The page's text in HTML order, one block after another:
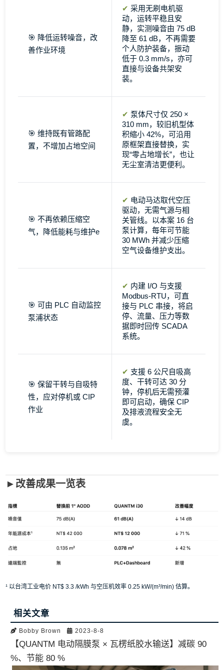
🎯 降低运转噪音，改
善作业环境
✔ 采用无刷电机驱
动，运转平稳且安
静，实测噪音由 75 dB
降至 61 dB，不再需要
个人防护装备，振动
低于 0.3 mm/s，亦可
直接与设备共架安
装。
🎯 维持既有管路配
置，不增加占地空间
✔ 泵体尺寸仅 250 ×
310 mm，较旧机型体
积缩小 42%，可沿用
原框架直接替换，实
现“零占地增长”，也让
无尘室清洁更便利。
🎯 不再依赖压缩空
气，降低能耗与维护e
✔ 电动马达取代空压
驱动，无需气源与相
关管线。以本案 16 台
泵计算，每年可节能
30 MWh 并减少压缩
空气设备维护支出。
🎯 可由 PLC 自动监控
泵浦状态
✔ 内建 I/O 与支援
Modbus-RTU，可直
接与 PLC 串接，将启
停、流量、压力等数
据即时回传 SCADA
系统。
🎯 保留干转与自吸特
性，应对停机或 CIP
作业
✔ 支援 6 公尺自吸高
度、干转可达 30 分
钟，停机后无需预灌
即可启动，确保 CIP
及排液流程安全无
虞。
►改善成果一览表
¹ 以台湾工业电价 NT$ 3.3 /kWh 与空压机效率 0.25 kW/(m³/min) 估算。
相关文章
Bobby Brown 2023-8-8
【QUANTM 电动隔膜泵 × 瓦楞纸胶水输送】减碳 90
%、节能 80 %